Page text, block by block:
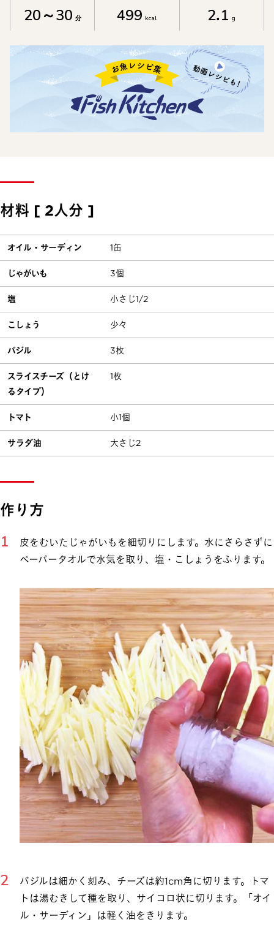
20～30 分 499 kcal 2.1 g
材料 [ 2人分 ]
オイル・サーディン 1缶
じゃがいも 3個
塩 小さじ1/2
こしょう 少々
バジル 3枚
スライスチーズ（とけ
るタイプ）
1枚
トマト 小1個
サラダ油 大さじ2
作り方
皮をむいたじゃがいもを細切りにします。水にさらさずに
ペーパータオルで水気を取り、塩・こしょうをふります。
バジルは細かく刻み、チーズは約1cm角に切ります。トマ
トは湯むきして種を取り、サイコロ状に切ります。「オイ
ル・サーディン」は軽く油をきります。